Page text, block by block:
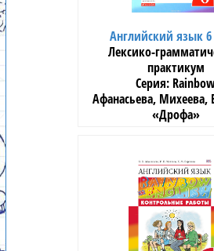
Английский язык 6
Лексико-
практикум
Афанасьева, Михеева,
«Дрофа»